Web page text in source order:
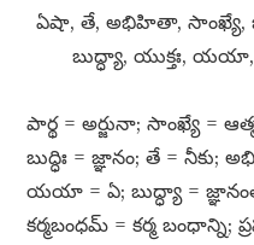
ఏషా, తే, అభిహితా, సాంఖ్యే,
బుద్ధ్యా, యుక్తః, యయా,
పార్థ = అర్జునా; సాంఖ్యే =
బుద్ధిః = జ్ఞానం; తే =
యయా = ఏ; బుద్ధ్యా =
కర్మబంధమ్​ = కర్మ బంధాన్ని;